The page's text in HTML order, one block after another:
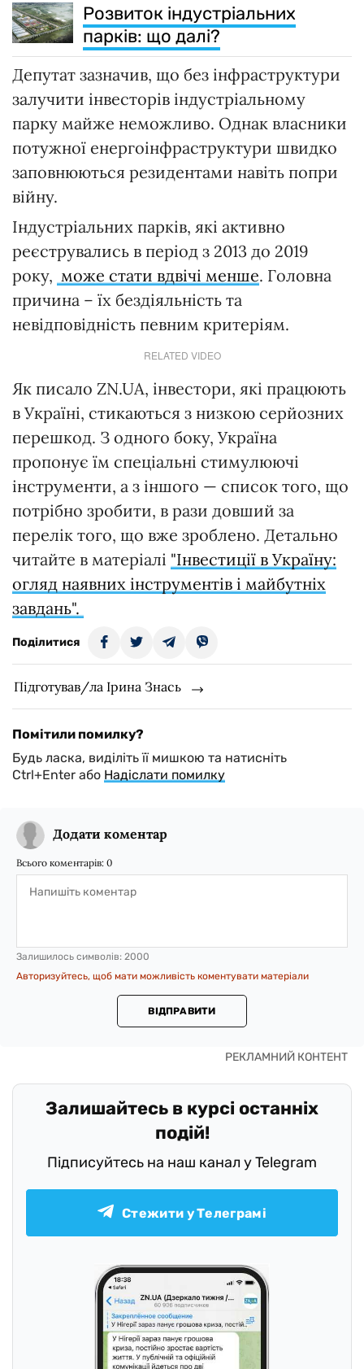
Розвиток індустріальних
парків: що далі?
Депутат зазначив, що без інфраструктури
залучити інвесторів індустріальному
парку майже неможливо. Однак власники
потужної енергоінфраструктури швидко
заповнюються резидентами навіть попри
війну.
Індустріальних парків, які активно
реєструвались в період з 2013 до 2019
року, може стати вдвічі менше. Головна
причина – їх бездіяльність та
невідповідність певним критеріям.
RELATED VIDEO
Як писало ZN.UA, інвестори, які працюють
в Україні, стикаються з низкою серйозних
перешкод. З одного боку, Україна
пропонує їм спеціальні стимулюючі
інструменти, а з іншого — список того, що
потрібно зробити, в рази довший за
перелік того, що вже зроблено. Детально
читайте в матеріалі "Інвестиції в Україну:
огляд наявних інструментів і майбутніх
завдань".
Поділитися
Підготував/ла Ірина Знась
Помітили помилку?
Будь ласка, виділіть її мишкою та натисніть
Ctrl+Enter або Надіслати помилку
Додати коментар
Всього коментарів: 0
Залишилось символів: 2000
Авторизуйтесь, щоб мати можливість коментувати матеріали
ВІДПРАВИТИ
Залишайтесь в курсі останніх
подій!
Підписуйтесь на наш канал у Telegram
Стежити у Телеграмі